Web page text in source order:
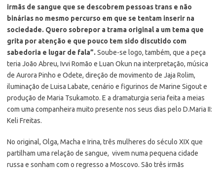
irmãs de sangue que se descobrem pessoas trans e não
binárias no mesmo percurso em que se tentam inserir na
sociedade. Quero sobrepor a trama original a um tema que
grita por atenção e que pouco tem sido discutido com
sabedoria e lugar de fala”. Soube-se logo, também, que a peça
teria João Abreu, Ivvi Romão e Luan Okun na interpretação, música
de Aurora Pinho e Odete, direção de movimento de Jaja Rolim,
iluminação de Luisa Labate, cenário e figurinos de Marine Sigout e
produção de Maria Tsukamoto. E a dramaturgia seria feita a meias
com uma companheira muito presente nos seus dias pelo D.Maria II:
Keli Freitas.
No original, Olga, Macha e Irina, três mulheres do século XIX que
partilham uma relação de sangue, vivem numa pequena cidade
russa e sonham com o regresso a Moscovo. São três irmãs